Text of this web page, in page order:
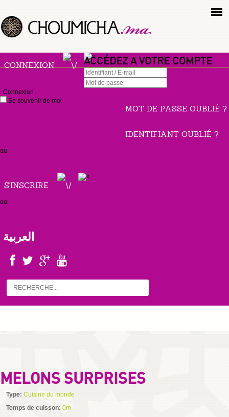
CONNEXION ACCÉDEZ A VOTRE COMPTE
Connexion
Se souvenir de moi
MOT DE PASSE OUBLIÉ ?
IDENTIFIANT OUBLIÉ ?
ou
S'INSCRIRE
ou
العربية
MELONS SURPRISES
Type: Cuisine du monde
Temps de cuisson: 0m